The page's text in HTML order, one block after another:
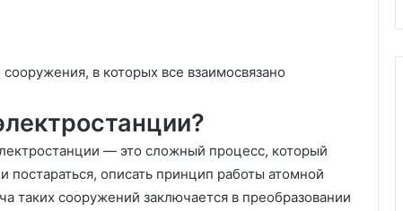
в которых все взаимосвязано
— это сложный процесс, который
постараться, описать принцип работы атомной
таких сооружений заключается в преобразовании